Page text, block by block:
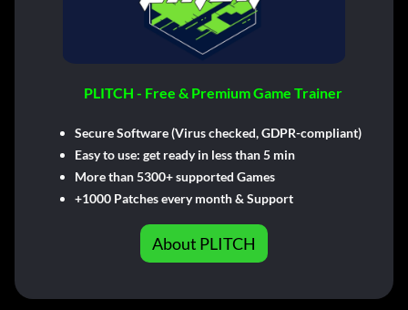
PLITCH - Free & Premium Game Trainer
Secure Software (Virus checked, GDPR-compliant)
Easy to use: get ready in less than 5 min
More than 5300+ supported Games
+1000 Patches every month & Support
About PLITCH